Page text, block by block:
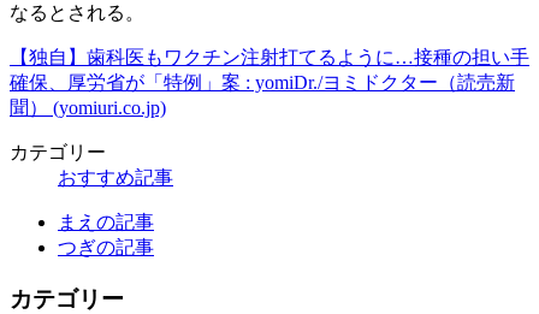
なるとされる。
【独自】歯科医もワクチン注射打てるように…接種の担い手
確保、厚労省が「特例」案 : yomiDr./ヨミドクター（読売新
聞） (yomiuri.co.jp)
カテゴリー
おすすめ記事
まえの記事
つぎの記事
カテゴリー